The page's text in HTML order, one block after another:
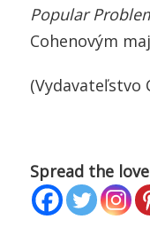
Popular
Cohenovým
(Vydavateľstvo
Spread the love